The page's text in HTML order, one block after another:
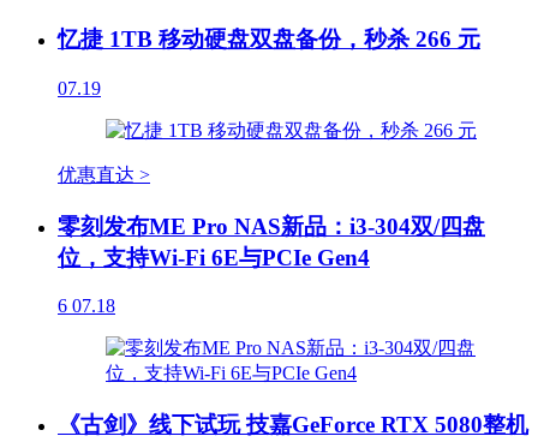
忆捷 1TB 移动硬盘双盘备份，秒杀 266 元
07.19
优惠直达 >
零刻发布ME Pro NAS新品：i3-304双/四盘
位，支持Wi-Fi 6E与PCIe Gen4
6 07.18
《古剑》线下试玩 技嘉GeForce RTX 5080整机